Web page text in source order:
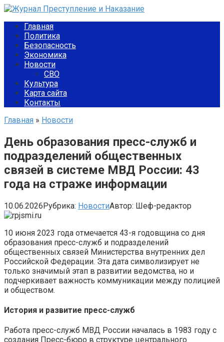
Перейти
контентуГлавная
Политика
Безопасность
Экономика
Новости
СВО
Культура
Карта сайта
Контакты
Главная » Новости
День образования пресс-служб и
подразделений общественных
связей в системе МВД России: 43
года на страже информации
10.06.2026Рубрика: НовостиАвтор: Шеф-редактор
10 июня 2023 года отмечается 43-я годовщина со дня
образования пресс-служб и подразделений
общественных связей Министерства внутренних дел
Российской Федерации. Эта дата символизирует не
только значимый этап в развитии ведомства, но и
подчеркивает важность коммуникации между полицией
и обществом.
История и развитие пресс-служб
Работа пресс-служб МВД России началась в 1983 году с
создания Пресс-бюро в структуре центрального